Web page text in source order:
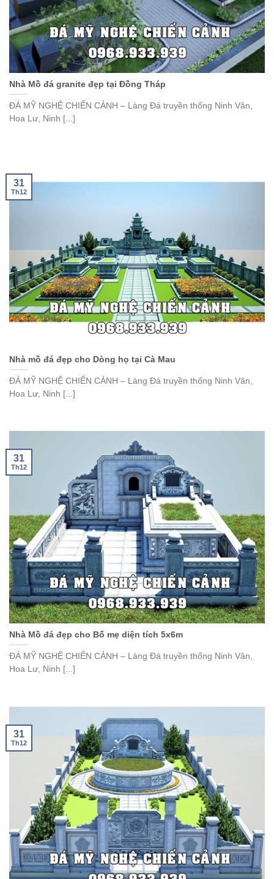
Nhà Mồ đá granite đẹp tại Đồng Tháp
ĐÁ MỸ NGHỆ CHIẾN CẢNH – Làng Đá truyền thống Ninh Vân,
Hoa Lư, Ninh [...]
Nhà mồ đá đẹp cho Dòng họ tại Cà Mau
ĐÁ MỸ NGHỆ CHIẾN CẢNH – Làng Đá truyền thống Ninh Vân,
Hoa Lư, Ninh [...]
31
Th12
Nhà Mồ đá đẹp cho Bố mẹ diện tích 5x6m
ĐÁ MỸ NGHỆ CHIẾN CẢNH – Làng Đá truyền thống Ninh Vân,
Hoa Lư, Ninh [...]
31
Th12
31
Th12